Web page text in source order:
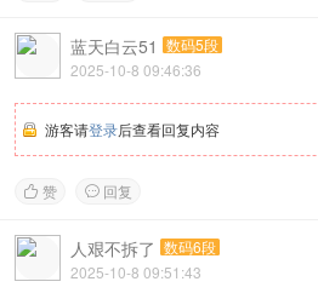
蓝天白云51 数码5段
2025-10-8 09:46:36
游客请登录后查看回复内容
 赞  回复
人艰不拆了 数码6段
2025-10-8 09:51:43